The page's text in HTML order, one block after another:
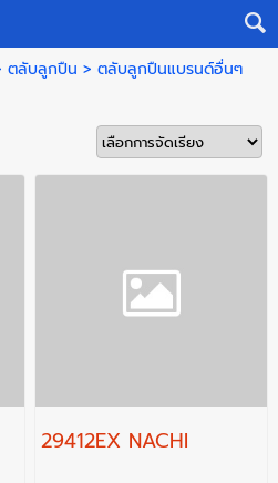
ตลับลูกปืน > ตลับลูกปืนแบรนด์อื่นๆ
29412EX NACHI